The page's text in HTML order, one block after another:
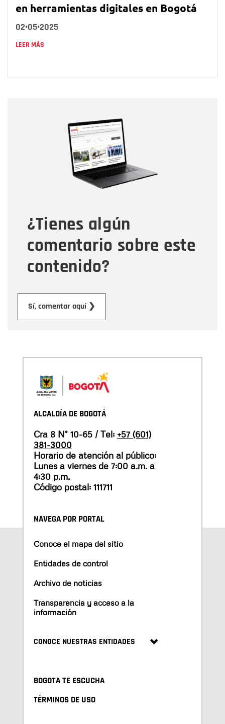
en herramientas digitales en Bogotá
02•05•2025
LEER MÁS
¿Tienes algún
comentario sobre este
contenido?
Sí, comentar aquí ❯
Correo electrónico
Tipo de comentario
Mensaje
ALCALDÍA DE BOGOTÁ
Cra 8 N° 10-65 / Tel: +57 (601)
381-3000
Horario de atención al público:
Lunes a viernes de 7:00 a.m. a
4:30 p.m.
Código postal: 111711
NAVEGA POR PORTAL
Conoce el mapa del sitio
Entidades de control
Archivo de noticias
Transparencia y acceso a la
información
CONOCE NUESTRAS ENTIDADES
BOGOTA TE ESCUCHA
TÉRMINOS DE USO